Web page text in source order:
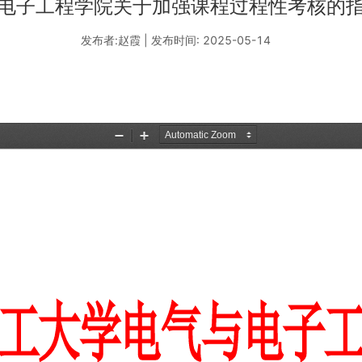
子工程学院关于加强课程过程性考核的
发布者:赵霞 | 发布时间: 2025-05-14